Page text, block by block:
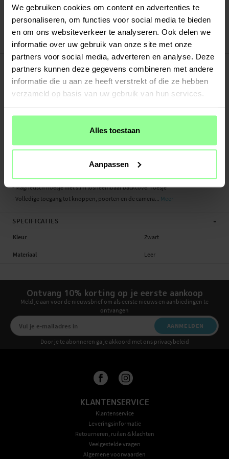
We gebruiken cookies om content en advertenties te
personaliseren, om functies voor social media te bieden
en om ons websiteverkeer te analyseren. Ook delen we
informatie over uw gebruik van onze site met onze
partners voor social media, adverteren en analyse. Deze
partners kunnen deze gegevens combineren met andere
informatie die u aan ze heeft verstrekt of die ze hebben
verzameld op basis van uw gebruik van hun services.
Alles toestaan
Aanpassen
Veilig betalen met Klarna of Paypal
30 dagen retourrecht
Art number:26886 DG.MING
PRODUCTBESCHRIJVING -
2-in-1-hoesje bestaande uit een bookcoverhoesje met daarin een afneembare
magneet-backcase voor Samsung Galaxy S20 Plus van DG.MING. Het hoesje
heeft een klassieke en stijlvolle uitstraling. Eenvoudig losnemen van je telefoon
briefgeld of bonnetjes.
- Gemaakt van slijtvast en exclusief leer
- Magnetisch hoesje met slim losneembaar backcoverhoesje
- Volledige toegang tot knoppen, poorten en de camera... Meer
SPECIFICATIES -
Kleur Zwart
Materiaal Leer
Ontvang 10% korting op je eerste aankoop
Meld je aan voor de nieuwsbrief om als eerste nieuws en aanbiedingen te
ontvangen
AANMELDEN
Door je te abonneren ga je akkoord met ons privacybeleid
KLANTENSERVICE
Klantenservice
Leveringsinformatie
Retourneren, ruilen & klachten
Veelgestelde vragen
Algemene voorwaarden